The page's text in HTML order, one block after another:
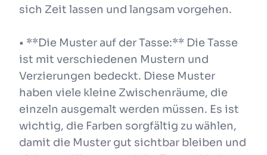
sich Zeit lassen und langsam vorgehen.
• **Die Muster auf der Tasse:** Die Tasse
ist mit verschiedenen Mustern und
Verzierungen bedeckt. Diese Muster
haben viele kleine Zwischenräume, die
einzeln ausgemalt werden müssen. Es ist
wichtig, die Farben sorgfältig zu wählen,
damit die Muster gut sichtbar bleiben und